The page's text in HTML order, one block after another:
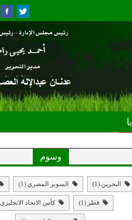
وسوم
البحرين (1) السوبر المصري (1)
قطر (1) كأس الاتحاد الانجليزي